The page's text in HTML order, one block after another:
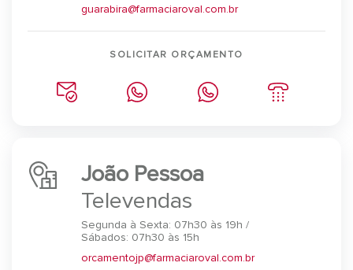
guarabira@farmaciaroval.com.br
SOLICITAR ORÇAMENTO
João Pessoa
Televendas
Segunda à Sexta: 07h30 às 19h /
Sábados: 07h30 às 15h
orcamentojp@farmaciaroval.com.br